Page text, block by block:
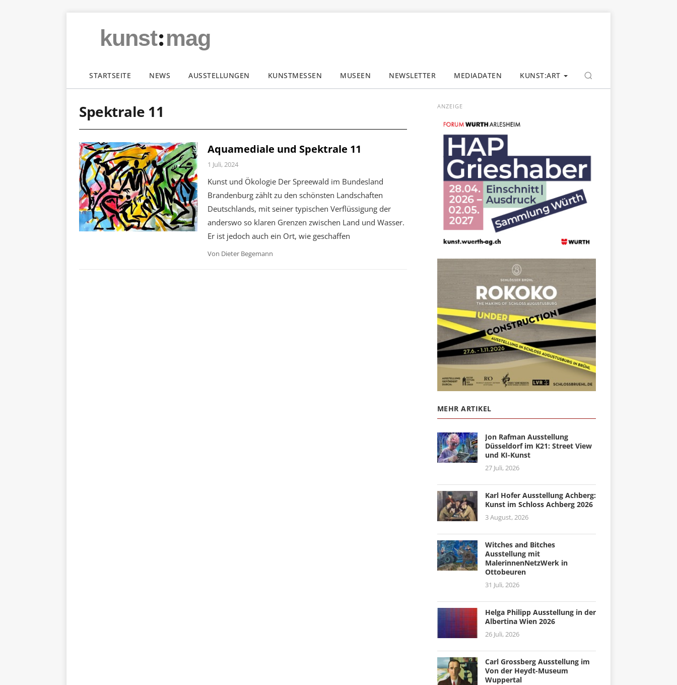
kunst:mag
STARTSEITE NEWS AUSSTELLUNGEN KUNSTMESSEN MUSEEN NEWSLETTER MEDIADATEN KUNST:ART
Spektrale 11
Aquamediale und Spektrale 11
1 Juli, 2024
Kunst und Ökologie Der Spreewald im Bundesland
Brandenburg zählt zu den schönsten Landschaften
Deutschlands, mit seiner typischen Verflüssigung der
anderswo so klaren Grenzen zwischen Land und Wasser.
Er ist jedoch auch ein Ort, wie geschaffen
Von Dieter Begemann
ANZEIGE
MEHR ARTIKEL
Jon Rafman Ausstellung
Düsseldorf im K21: Street View
und KI-Kunst
27 Juli, 2026
Karl Hofer Ausstellung Achberg:
Kunst im Schloss Achberg 2026
3 August, 2026
Witches and Bitches
Ausstellung mit
MalerinnenNetzWerk in
Ottobeuren
31 Juli, 2026
Helga Philipp Ausstellung in der
Albertina Wien 2026
26 Juli, 2026
Carl Grossberg Ausstellung im
Von der Heydt-Museum
Wuppertal